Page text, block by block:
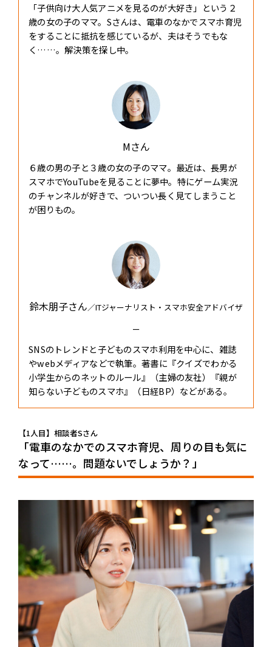
「子供向け大人気アニメを見るのが大好き」という２
歳の女の子のママ。Sさんは、電車のなかでスマホ育児
をすることに抵抗を感じているが、夫はそうでもな
く……。解決策を探し中。
Mさん
６歳の男の子と３歳の女の子のママ。最近は、長男が
スマホでYouTubeを見ることに夢中。特にゲーム実況
のチャンネルが好きで、ついつい長く見てしまうこと
が困りもの。
鈴木朋子さん／ITジャーナリスト・スマホ安全アドバイザ
ー
SNSのトレンドと子どものスマホ利用を中心に、雑誌
やwebメディアなどで執筆。著書に『クイズでわかる
小学生からのネットのルール』（主婦の友社）『親が
知らない子どものスマホ』（日経BP）などがある。
【1人目】相談者Sさん
「電車のなかでのスマホ育児、周りの目も気に
なって……。問題ないでしょうか？」